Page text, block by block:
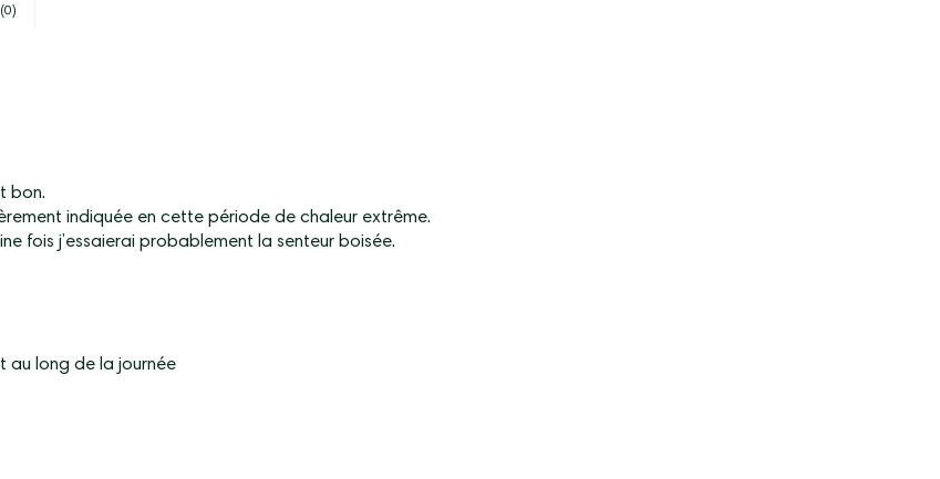
(0)
bon.
indiquée en cette période de chaleur extrême.
fois j’essaierai probablement la senteur boisée.
au long de la journée